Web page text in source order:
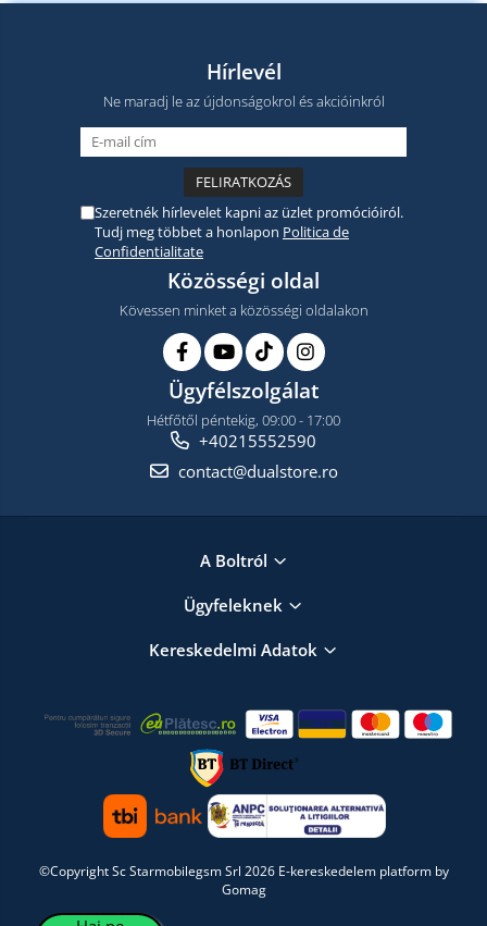
Hírlevél
Ne maradj le az újdonságokrol és akcióinkról
Szeretnék hírlevelet kapni az üzlet promócióiról.
Tudj meg többet a honlapon Politica de
Confidentialitate
Közösségi oldal
Kövessen minket a közösségi oldalakon
Ügyfélszolgálat
Hétfőtől péntekig, 09:00 - 17:00
+40215552590
contact@dualstore.ro
A Boltról
Ügyfeleknek
Kereskedelmi Adatok
©Copyright Sc Starmobilegsm Srl 2026 E-kereskedelem platform by
Gomag